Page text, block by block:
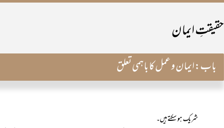
حقیقتِ ایمان
باب:ایمان و عمل کا باہمی تعلق
شریک ہو سکتے ہیں۔